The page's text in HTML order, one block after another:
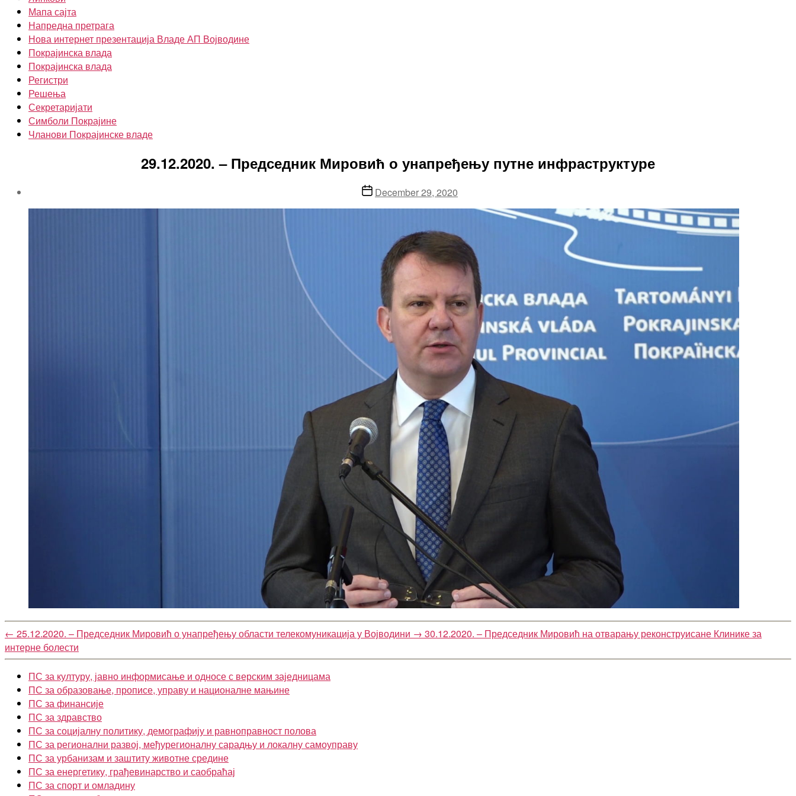
Мапа сајта
Напредна претрага
Нова интернет презентација Владе АП Војводине
Покрајинска влада
Покрајинска влада
Регистри
Решења
Секретаријати
Симболи Покрајине
Чланови Покрајинске владе
29.12.2020. – Председник Мировић о унапређењу путне инфраструктуре
PostDecember 29, 2020
← 25.12.2020. – Председник Мировић о унапређењу области телекомуникација у Војводини → 30.12.2020. – Председник Мировић на отварању реконструисане Клинике за
интерне болести
ПС за културу, јавно информисање и односе с верским заједницама
ПС за образовање, прописе, управу и националне мањине
ПС за финансије
ПС за здравство
ПС за социјалну политику, демографију и равноправност полова
ПС за регионални развој, међурегионалну сарадњу и локалну самоуправу
ПС за урбанизам и заштиту животне средине
ПС за енергетику, грађевинарство и саобраћај
ПС за спорт и омладину